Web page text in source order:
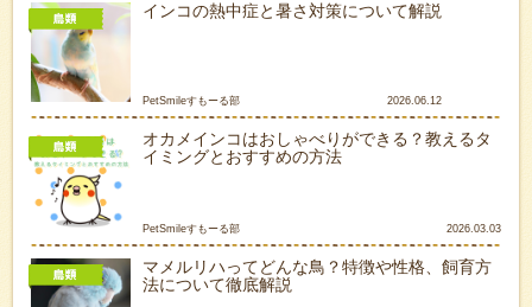
「鳥類の飼い方」の記事一
インコの熱中症と暑さ対策について解説
PetSmileすもーる部 2026.06.12
オカメインコはおしゃべりができる？教えるタ
イミングとおすすめの方法
PetSmileすもーる部 2026.03.03
マメルリハってどんな鳥？特徴や性格、飼育方
法について徹底解説